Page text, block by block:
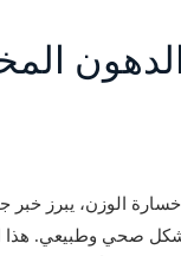
الوزن، يبرز خبر
صحي وطبيعي. هذا